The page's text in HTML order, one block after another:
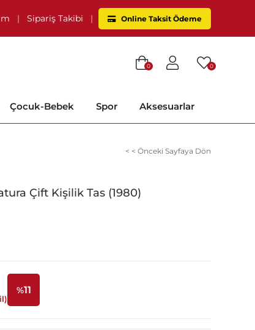
| Sipariş Takibi | Online Taksit Ödeme
0
0
Çocuk-Bebek Spor Aksesuarlar
< < Önceki Sayfaya Dön
Çift Kişilik Tas (1980)
%11